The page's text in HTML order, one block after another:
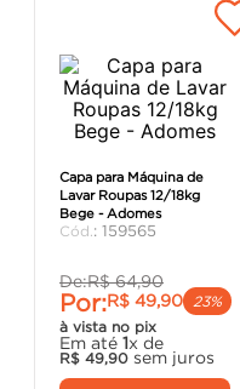
Capa para Máquina de
Lavar Roupas 12/18kg
Bege - Adomes
: 159565
De:R$ 64,90
Por:R$ 49,90
23%
à vista no pix
Em até 1x de
R$ 49,90 sem juros